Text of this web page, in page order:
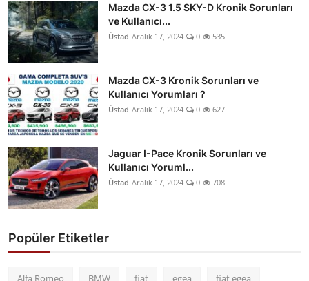
Mazda CX-3 1.5 SKY-D Kronik Sorunları
ve Kullanıcı...
Üstad Aralık 17, 2024 0 535
Mazda CX-3 Kronik Sorunları ve
Kullanıcı Yorumları ?
Üstad Aralık 17, 2024 0 627
Jaguar I-Pace Kronik Sorunları ve
Kullanıcı Yoruml...
Üstad Aralık 17, 2024 0 708
Popüler Etiketler
Alfa Romeo BMW fiat egea fiat egea